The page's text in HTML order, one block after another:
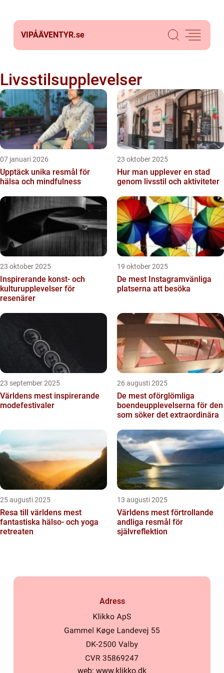
VIPÅÄVENTYR.se
Livsstilsupplevelser
07 januari 2026
Upptäck unika resmål för
hälsa och mindfulness
23 oktober 2025
Hur man upplever en stad
genom livsstil och aktiviteter
23 oktober 2025
Inspirerande konst- och
kulturupplevelser för
resenärer
19 oktober 2025
De mest Instagramvänliga
platserna att besöka
23 september 2025
Världens mest inspirerande
modefestivaler
26 augusti 2025
De mest oförglömliga
boendeupplevelserna för den
som söker det extraordinära
25 augusti 2025
Resa till världens mest
fantastiska hälso- och yoga
retreaten
13 augusti 2025
Världens mest förtrollande
andliga resmål för
självreflektion
Adress
web: www.klikko.dk